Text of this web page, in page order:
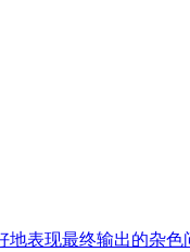
表现最终输出的杂